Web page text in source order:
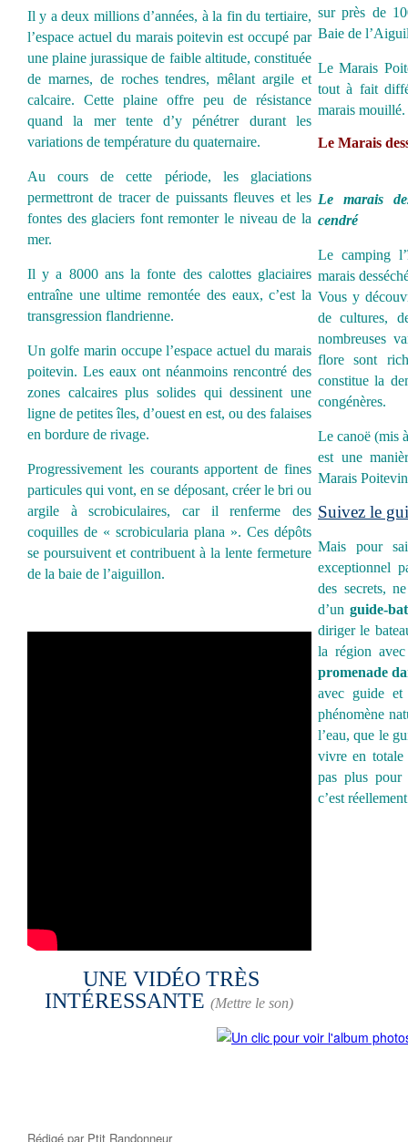
Il y a deux millions d’années, à la fin du tertiaire,
l’espace actuel du marais poitevin est occupé par
une plaine jurassique de faible altitude, constituée
de marnes, de roches tendres, mêlant argile et
calcaire. Cette plaine offre peu de résistance
quand la mer tente d’y pénétrer durant les
variations de température du quaternaire.
Au cours de cette période, les glaciations
permettront de tracer de puissants fleuves et les
fontes des glaciers font remonter le niveau de la
mer.
Il y a 8000 ans la fonte des calottes glaciaires
entraîne une ultime remontée des eaux, c’est la
transgression flandrienne.
Un golfe marin occupe l’espace actuel du marais
poitevin. Les eaux ont néanmoins rencontré des
zones calcaires plus solides qui dessinent une
ligne de petites îles, d’ouest en est, ou des falaises
en bordure de rivage.
Progressivement les courants apportent de fines
particules qui vont, en se déposant, créer le bri ou
argile à scrobiculaires, car il renferme des
coquilles de « scrobicularia plana ». Ces dépôts
se poursuivent et contribuent à la lente fermeture
de la baie de l’aiguillon.
UNE VIDÉO TRÈS
INTÉRESSANTE (Mettre le son)
sur près de
Baie de
Le Marais
tout à fait
marais mouillé.
Le Marais
Le marais
cendré
Le camping
marais
Vous y
de cultures,
nombreuses
flore sont
constitue la
congénères.
Le canoë (mis
est une
Marais Poitevin
Suivez le
Mais pour
exceptionnel
des secrets,
d’un guide-
diriger le
la région
promenade
avec guide
phénomène
l’eau, que le
vivre en
pas plus pour
c’est
Rédigé par Ptit Randonneur